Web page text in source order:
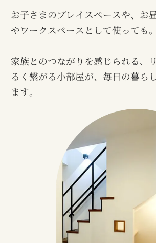
お子さまのプレイスペースや、お
やワークスペースとして使っても。
家族とのつながりを感じられる、
るく繋がる小部屋が、毎日の暮ら
ます。